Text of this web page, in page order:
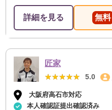
詳細を見る 無料
匠家
★★★★★
★★★★★ 5.0
大阪府高石市対応
本人確認証提出確認済み